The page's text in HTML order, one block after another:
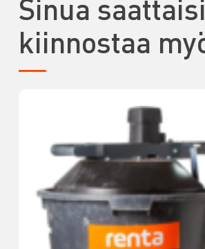
Sinua saattaisi
kiinnostaa